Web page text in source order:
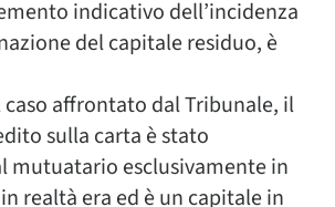
indicativo dell’incidenza
del capitale residuo, è
affrontato dal Tribunale, il
sulla carta è stato
mutuatario esclusivamente in
realtà era ed è un capitale in